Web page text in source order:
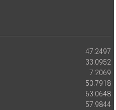
47.2497
33.0952
7.2069
53.7918
63.0648
57.9844